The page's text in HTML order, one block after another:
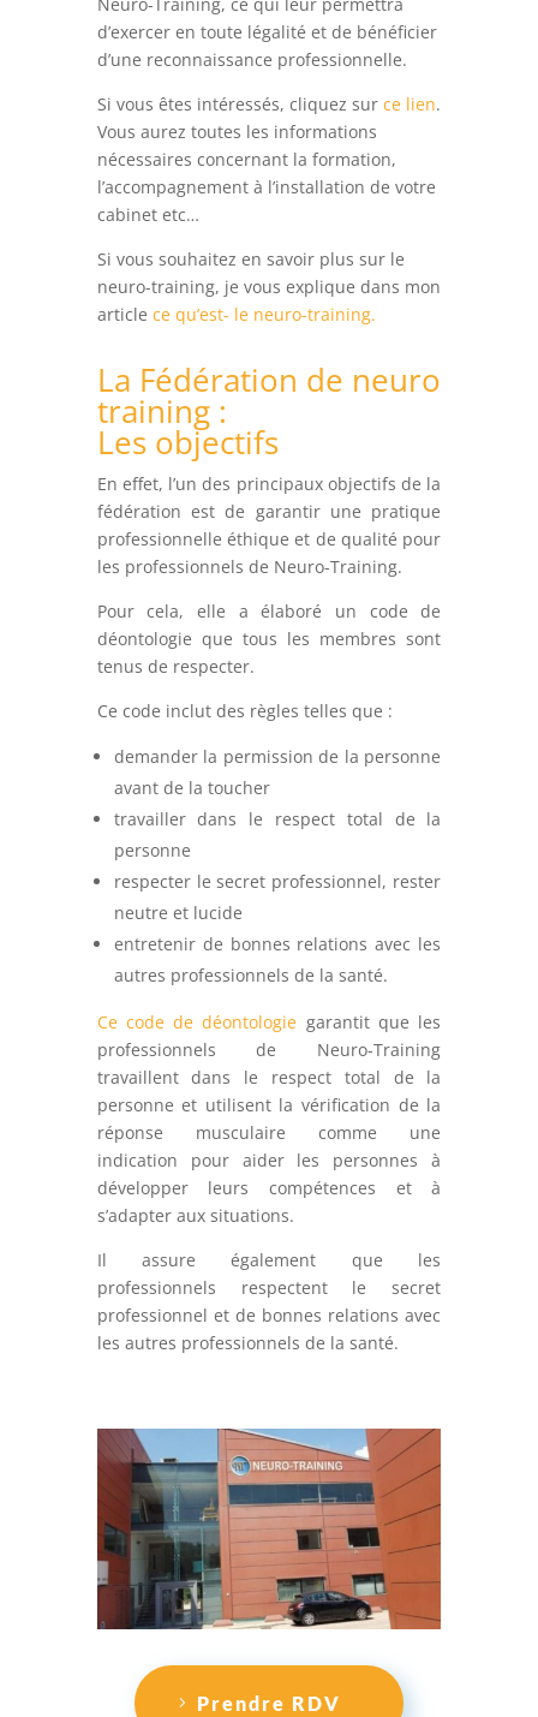
d’exercer en toute légalité et de bénéficier
d’une reconnaissance professionnelle.
Si vous êtes intéressés, cliquez surce lien.
Vous aurez toutes les informations
nécessaires concernant la formation,
l’accompagnement à l’installation de votre
cabinet etc…
Si vous souhaitez en savoir plus sur le
neuro-training, je vous explique dans mon
article ce qu’est- le neuro-training.
La Fédération de neuro
training :
Les objectifs
En effet, l’un des principaux objectifs de la
fédération est de garantir une pratique
professionnelle éthique et de qualité pour
les professionnels de Neuro-Training.
Pour cela, elle a élaboré un code de
déontologie que tous les membres sont
tenus de respecter.
Ce code inclut des règles telles que :
demander la permission de la personne
avant de la toucher
travailler dans le respect total de la
personne
respecter le secret professionnel, rester
neutre et lucide
entretenir de bonnes relations avec les
autres professionnels de la santé.
Ce code de déontologie garantit que les
professionnels de Neuro-Training
travaillent dans le respect total de la
personne et utilisent la vérification de la
réponse musculaire comme une
indication pour aider les personnes à
développer leurs compétences et à
s’adapter aux situations.
Il assure également que les
professionnels respectent le secret
professionnel et de bonnes relations avec
les autres professionnels de la santé.
Prendre RDV